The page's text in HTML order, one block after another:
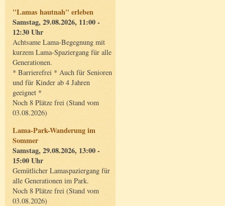
"Lamas hautnah" erleben
Samstag, 29.08.2026, 11:00 -
12:30 Uhr
Achtsame Lama-Begegnung mit
kurzem Lama-Spaziergang für alle
Generationen.
* Barrierefrei * Auch für Senioren
und für Kinder ab 4 Jahren
geeignet *
Noch 8 Plätze frei (Stand vom
03.08.2026)
Lama-Park-Wanderung im
Sommer
Samstag, 29.08.2026, 13:00 -
15:00 Uhr
Gemütlicher Lamaspaziergang für
alle Generationen im Park.
Noch 8 Plätze frei (Stand vom
03.08.2026)